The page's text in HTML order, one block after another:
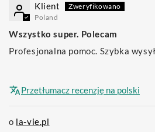
Klient
Poland
Wszystko super. Polecam
Profesjonalna pomoc. Szybka
Przetłumacz recenzję na polski
la-vie.pl